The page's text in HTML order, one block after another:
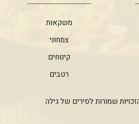
משקאות
צמחוני
קינוחים
רטבים